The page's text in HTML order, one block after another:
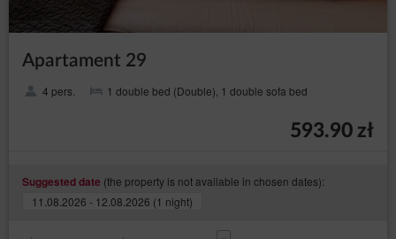
Apartament 29
4 pers. 1 double bed (Double), 1 double sofa bed
593.90 zł
Suggested date (the property is not available in chosen dates):
11.08.2026 - 12.08.2026 (1 night)